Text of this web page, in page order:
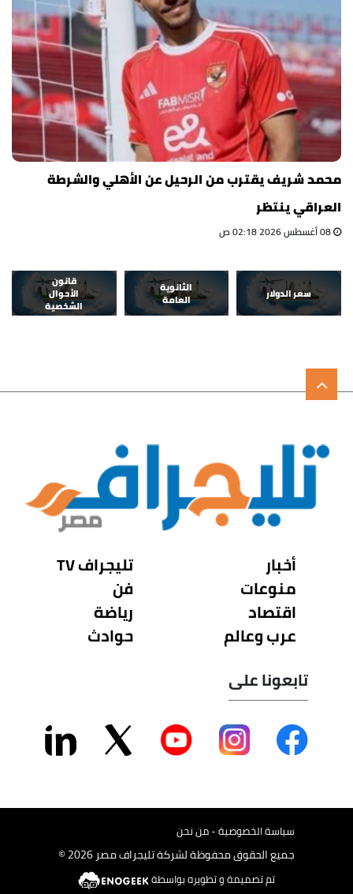
محمد شريف يقترب من الرحيل عن الأهلي والشرطة
العراقي ينتظر
سعر الدولار
الثانوية
العامة
قانون
الأحوال
الشخصية
أخبار
منوعات
اقتصاد
عرب وعالم
تليجراف TV
فن
رياضة
حوادث
تابعونا على
سياسة الخصوصية - من نحن
جميع الحقوق محفوظة لشركة تليجراف مصر 2026 ©
تم تصميمة و تطويره بواسطة